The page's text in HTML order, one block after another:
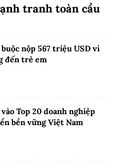
tranh toàn cầu
nộp 567 triệu USD vì
đến trẻ em
Top 20 doanh nghiệp
bền vững Việt Nam